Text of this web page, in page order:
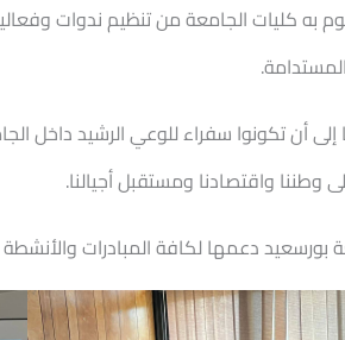
به كليات الجامعة من تنظيم ندوات
أن تكونوا سفراء للوعي الرشيد داخل
وطننا واقتصادنا ومستقبل أجيالنا.
دعمها لكافة المبادرات